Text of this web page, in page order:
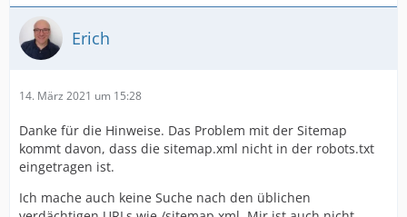
Erich
14. März 2021 um 15:28
Danke für die Hinweise. Das Problem mit der Sitemap
kommt davon, dass die sitemap.xml nicht in der robots.txt
eingetragen ist.
Ich mache auch keine Suche nach den üblichen